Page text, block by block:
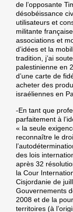
de l’opposante
désobéissance
utilisateurs et
militante
associations et
d’idées et la
tradition, j’ai
palestinienne en
d’une carte de
acheter des
israéliennes en
-En tant que
parfaitement à
« la seule
reconnaître le
des lois
après 32
la Cour
Cisjordanie de
Gouvernements
2008 et de la
territoires (à